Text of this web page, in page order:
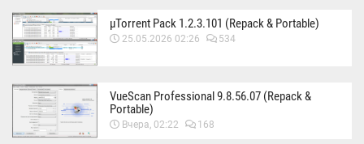
µTorrent Pack 1.2.3.101 (Repack & Portable)
25.05.2026 02:26 534
VueScan Professional 9.8.56.07 (Repack &
Portable)
Вчера, 02:22 168